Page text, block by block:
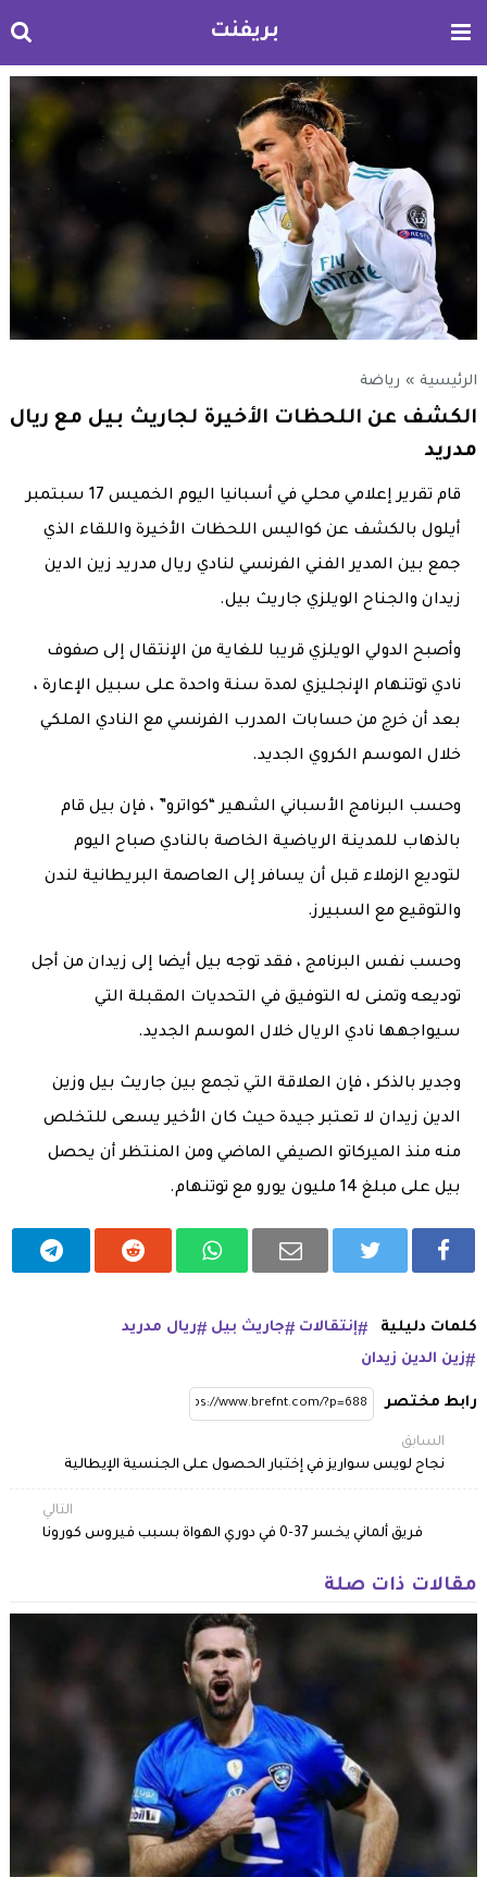
بريفنت
الرئيسية » رياضة
الكشف عن اللحظات الأخيرة لجاريث بيل مع ريال
مدريد
قام تقرير إعلامي محلي في أسبانيا اليوم الخميس 17 سبتمبر
أيلول بالكشف عن كواليس اللحظات الأخيرة واللقاء الذي
جمع بين المدير الفني الفرنسي لنادي ريال مدريد زين الدين
زيدان والجناح الويلزي جاريث بيل.
وأصبح الدولي الويلزي قريبا للغاية من الإنتقال إلى صفوف
نادي توتنهام الإنجليزي لمدة سنة واحدة على سبيل الإعارة ،
بعد أن خرج من حسابات المدرب الفرنسي مع النادي الملكي
خلال الموسم الكروي الجديد.
وحسب البرنامج الأسباني الشهير “كواترو” ، فإن بيل قام
بالذهاب للمدينة الرياضية الخاصة بالنادي صباح اليوم
لتوديع الزملاء قبل أن يسافر إلى العاصمة البريطانية لندن
والتوقيع مع السبيرز.
وحسب نفس البرنامج ، فقد توجه بيل أيضا إلى زيدان من أجل
توديعه وتمنى له التوفيق في التحديات المقبلة التي
سيواجهها نادي الريال خلال الموسم الجديد.
وجدير بالذكر ، فإن العلاقة التي تجمع بين جاريث بيل وزين
الدين زيدان لا تعتبر جيدة حيث كان الأخير يسعى للتخلص
منه منذ الميركاتو الصيفي الماضي ومن المنتظر أن يحصل
بيل على مبلغ 14 مليون يورو مع توتنهام.
كلمات دليلية إنتقالات جاريث بيل
ريال مدريد
زين الدين زيدان
رابط مختصر
السابق
نجاح لويس سواريز في إختبار الحصول على الجنسية الإيطالية
التالي
فريق ألماني يخسر 37-0 في دوري الهواة بسبب فيروس كورونا
مقالات ذات صلة